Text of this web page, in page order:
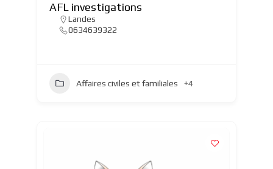
AFL investigations
Landes
0634639322
Affaires civiles et familiales +4